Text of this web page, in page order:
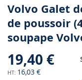
Skip
to
the
beginning
the
images
gallery
Volvo Galet
de poussoir
soupape
19,40 €
16,03 €